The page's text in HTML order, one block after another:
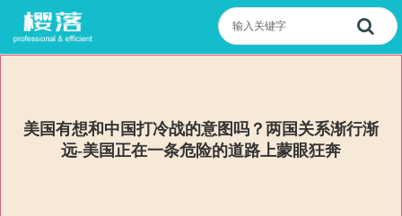
美国有想和中国打冷战的意图吗？两国关系渐行渐
远-美国正在一条危险的道路上蒙眼狂奔